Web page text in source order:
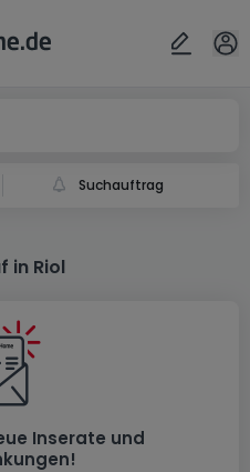
Suchauftrag
in Riol
Inserate und
ok